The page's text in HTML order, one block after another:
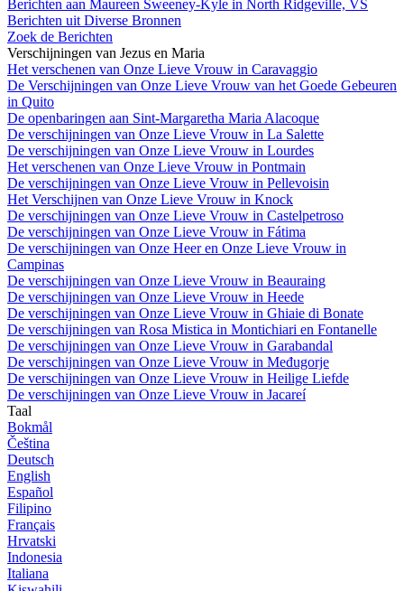
Berichten aan Maureen Sweeney-Kyle in North Ridgeville, VS
Berichten uit Diverse Bronnen
Zoek de Berichten
Verschijningen van Jezus en Maria
Het verschenen van Onze Lieve Vrouw in Caravaggio
De Verschijningen van Onze Lieve Vrouw van het Goede Gebeuren
in Quito
De openbaringen aan Sint-Margaretha Maria Alacoque
De verschijningen van Onze Lieve Vrouw in La Salette
De verschijningen van Onze Lieve Vrouw in Lourdes
Het verschenen van Onze Lieve Vrouw in Pontmain
De verschijningen van Onze Lieve Vrouw in Pellevoisin
Het Verschijnen van Onze Lieve Vrouw in Knock
De verschijningen van Onze Lieve Vrouw in Castelpetroso
De verschijningen van Onze Lieve Vrouw in Fátima
De verschijningen van Onze Heer en Onze Lieve Vrouw in
Campinas
De verschijningen van Onze Lieve Vrouw in Beauraing
De verschijningen van Onze Lieve Vrouw in Heede
De verschijningen van Onze Lieve Vrouw in Ghiaie di Bonate
De verschijningen van Rosa Mistica in Montichiari en Fontanelle
De verschijningen van Onze Lieve Vrouw in Garabandal
De verschijningen van Onze Lieve Vrouw in Međugorje
De verschijningen van Onze Lieve Vrouw in Heilige Liefde
De verschijningen van Onze Lieve Vrouw in Jacareí
Taal
Bokmål
Čeština
Deutsch
English
Español
Filipino
Français
Hrvatski
Indonesia
Italiana